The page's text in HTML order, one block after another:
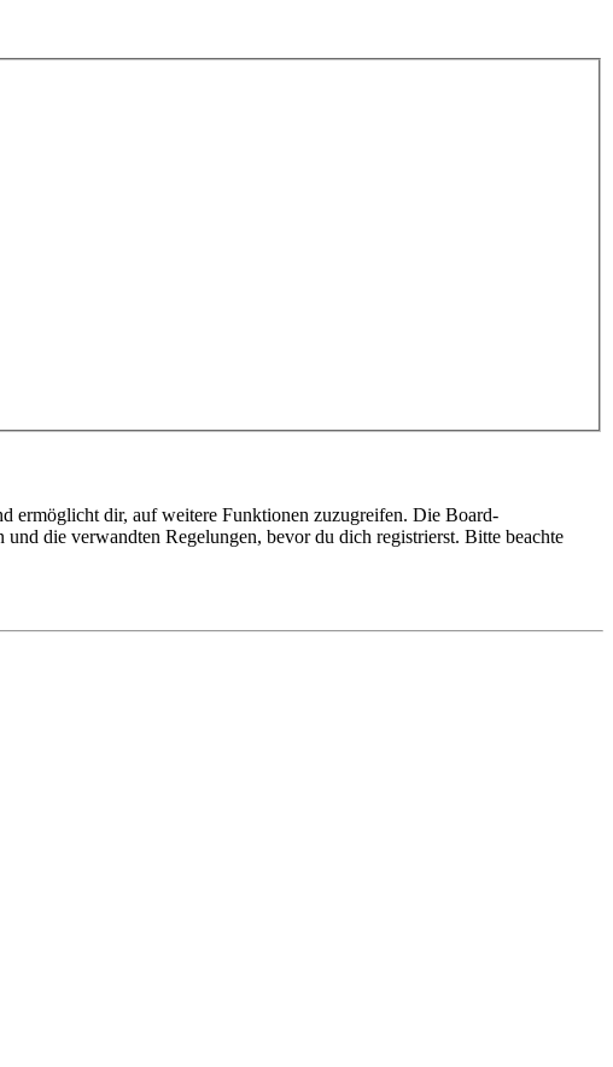
ermöglicht dir, auf weitere Funktionen zuzugreifen. Die Board-
die verwandten Regelungen, bevor du dich registrierst. Bitte beachte